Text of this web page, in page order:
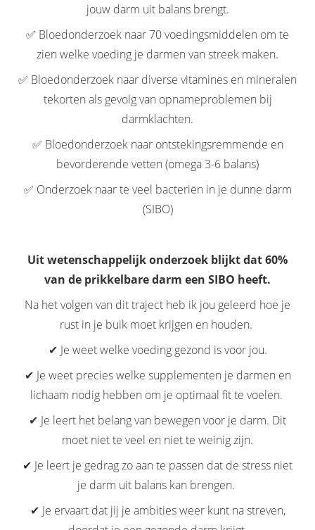
jouw darm uit balans brengt.
✅ Bloedonderzoek naar 70 voedingsmiddelen om te
zien welke voeding je darmen van streek maken.
✅ Bloedonderzoek naar diverse vitamines en mineralen
tekorten als gevolg van opnameproblemen bij
darmklachten.
✅ Bloedonderzoek naar ontstekingsremmende en
bevorderende vetten (omega 3-6 balans)
✅ Onderzoek naar te veel bacteriën in je dunne darm
(SIBO)
Uit wetenschappelijk onderzoek blijkt dat 60%
van de prikkelbare darm een SIBO heeft.
Na het volgen van dit traject heb ik jou geleerd hoe je
rust in je buik moet krijgen en houden.
✔ Je weet welke voeding gezond is voor jou.
✔ Je weet precies welke supplementen je darmen en
lichaam nodig hebben om je optimaal fit te voelen.
✔ Je leert het belang van bewegen voor je darm. Dit
moet niet te veel en niet te weinig zijn.
✔ Je leert je gedrag zo aan te passen dat de stress niet
je darm uit balans kan brengen.
✔ Je ervaart dat jij je ambities weer kunt na streven,